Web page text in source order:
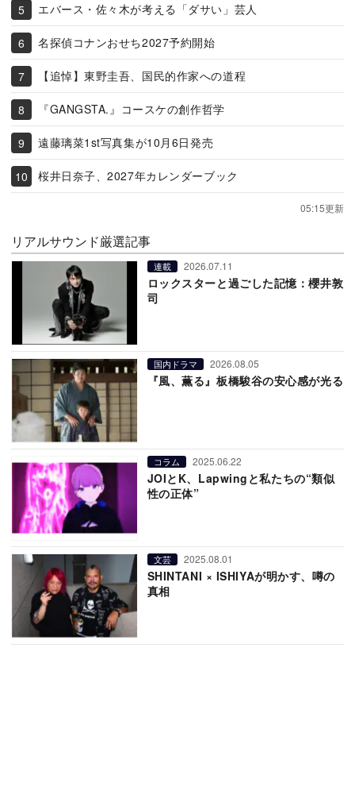
エバース・佐々木が考える「ダサい」芸人
名探偵コナンおせち2027予約開始
【追悼】東野圭吾、国民的作家への道程
『GANGSTA.』コースケの創作哲学
遠藤璃菜1st写真集が10月6日発売
桜井日奈子、2027年カレンダーブック
05:15更新
リアルサウンド厳選記事
連載 2026.07.11
ロックスターと過ごした記憶：櫻井敦
司
国内ドラマ 2026.08.05
『風、薫る』板橋駿谷の安心感が光る
コラム 2025.06.22
JOIとK、Lapwingと私たちの“類似
性の正体”
文芸 2025.08.01
SHINTANI × ISHIYAが明かす、噂の
真相